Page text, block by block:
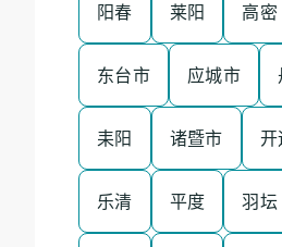
阳春 莱阳 高密
东台市 应城市
耒阳 诸暨市 开
乐清 平度 羽坛